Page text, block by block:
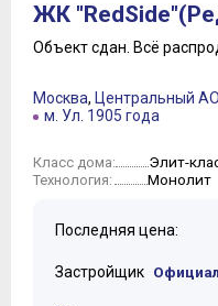
ЖК
Объект сдан. Всё
Москва, Центральный АО
м. Ул. 1905 года
Класс дома: Элит-
Технология: Монолит
Последняя цена:
Застройщик